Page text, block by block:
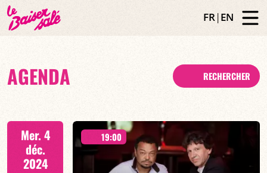
FR|EN
AGENDA RECHERCHER
Mer. 4
déc.
2024
19:00